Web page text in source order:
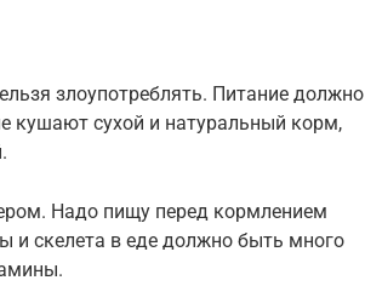
злоупотреблять. Питание должно
кушают сухой и натуральный корм,
Надо пищу перед кормлением
и скелета в еде должно быть много